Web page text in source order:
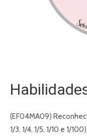
(EF04MA09)
1/3, 1/4, 1/5, 1/10 e 1/